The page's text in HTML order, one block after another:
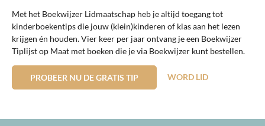
Met het Boekwijzer Lidmaatschap heb je altijd toegang tot
kinderboekentips die jouw (klein)kinderen of klas aan het lezen
krijgen én houden. Vier keer per jaar ontvang je een Boekwijzer
Tiplijst op Maat met boeken die je via Boekwijzer kunt bestellen.
PROBEER NU DE GRATIS TIP WORD LID